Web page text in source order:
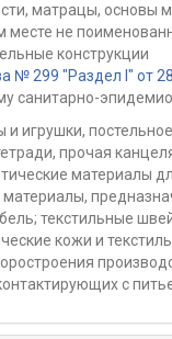
матрацы,
месте не
конструкции
№ 299 "Раздел I" от
санитарно-
игрушки,
прочая
материалы
текстильные
кожи и
с